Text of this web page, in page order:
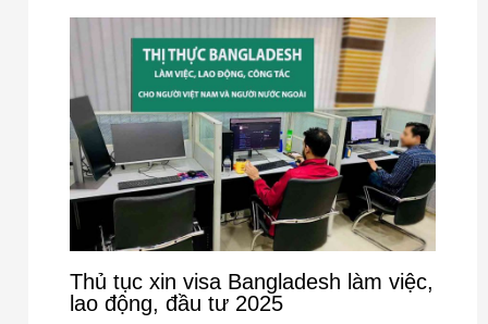
Thủ tục xin visa Bangladesh làm việc,
lao động, đầu tư 2025